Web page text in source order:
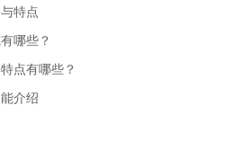
特点
哪些？
点有哪些？
介绍